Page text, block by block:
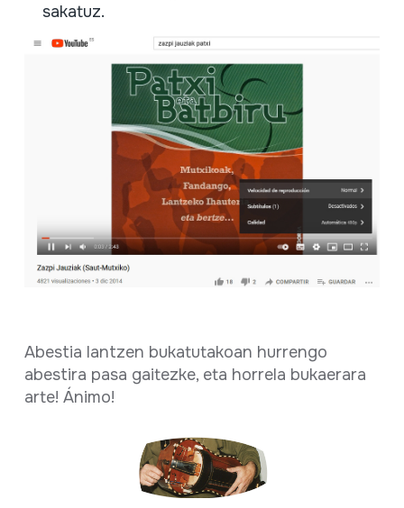
sakatuz.
Abestia lantzen bukatutakoan hurrengo
abestira pasa gaitezke, eta horrela bukaerara
arte! Ánimo!